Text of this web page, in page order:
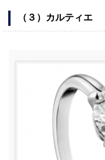
（３）カルティエ